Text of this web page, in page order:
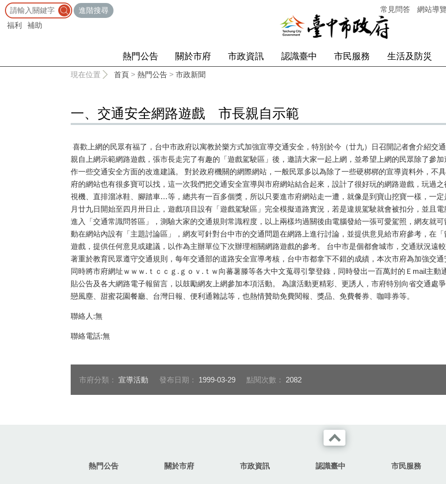
進階搜尋
福利
補助
常見問答 網站導
熱門公告 關於市府 市政資訊 認識臺中 市民服務 生活及防災
現在位置 首頁 > 熱門公告 > 市政新聞
一、交通安全網路遊戲 市長親自示範
喜歡上網的民眾有福了，台中市政府以寓教於樂方式加強宣導交通安全，特別於今（廿九）日召開記者會介紹交
親自上網示範網路遊戲，張市長走完了有趣的「遊戲駕駛區」後，邀請大家一起上網，並希望上網的民眾除了參
作一些交通安全方面的改進建議。 對於政府機關的網際網站，一般民眾多以為除了一些硬梆梆的宣導資料外，不
府的網站也有很多寶可以找，這一次我們把交通安全宣導與市府網站結合起來，設計了很好玩的網路遊戲，玩過
視機、直排溜冰鞋、腳踏車…等，總共有一百多個獎，所以只要進市府網站走一遭，就像是到寶山挖寶一樣，一
月廿九日開始至四月卅日止，遊戲項目設有「遊戲駕駛區」完全模擬道路實況，若是違規駕駛就會被扣分，並且
進入「交通常識問答區」，測驗大家的交通規則常識程度，以上兩樣均過關後由電腦發給一張可愛駕照，網友就
動在網站內設有「主題討論區」，網友可針對台中市的交通問題在網路上進行討論，並提供意見給市府參考，在
遊戲，提供任何意見或建議，以作為主辦單位下次辦理相關網路遊戲的參考。 台中市是個都會城市，交通狀況遠
著重於教育民眾遵守交通規則，每年交通部的道路安全宣導考核，台中市都拿下不錯的成績，本次市府為加強交
同時將市府網址ｗｗｗ.ｔｃｃｇ.ｇｏｖ.ｔｗ向蕃薯滕等各大中文蒐尋引擎登錄，同時發出一百萬封的Ｅmail主
貼公告及各大網路電子報留言，以鼓勵網友上網參加本項活動。 為讓活動更精彩、更誘人，市府特別向省交通處
戀風塵、甜蜜花園餐廳、台灣日報、便利通雜誌等，也熱情贊助免費閱報、獎品、免費餐券、咖啡券等。
聯絡人:無
聯絡電話:無
市府分類： 宣導活動 發布日期： 1999-03-29 點閱次數： 2082
熱門公告 關於市府 市政資訊 認識臺中 市民服務